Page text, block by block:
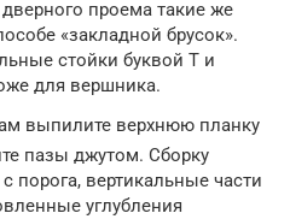
проема такие же
«закладной брусок».
стойки буквой Т и
для вершника.
выпилите верхнюю планку
пазы джутом. Сборку
порога, вертикальные части
углубления